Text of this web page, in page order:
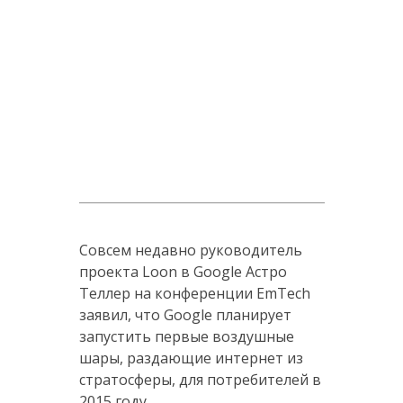
Совсем недавно руководитель
проекта Loon в Google Астро
Теллер на конференции EmTech
заявил, что Google планирует
запустить первые воздушные
шары, раздающие интернет из
стратосферы, для потребителей в